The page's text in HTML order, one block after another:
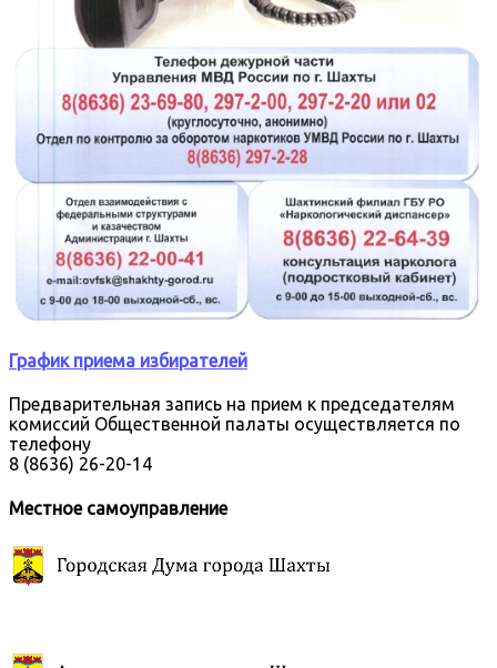
График приема избирателей
Предварительная запись на прием к председателям
комиссий Общественной палаты осуществляется по
телефону
8 (8636) 26-20-14
Местное самоуправление